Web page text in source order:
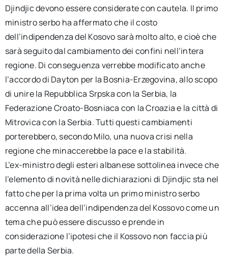
Djindjic devono essere considerate con cautela. Il primo
ministro serbo ha affermato che il costo
dell’indipendenza del Kosovo sarà molto alto, e cioè che
sarà seguito dal cambiamento dei confini nell’intera
regione. Di conseguenza verrebbe modificato anche
l’accordo di Dayton per la Bosnia-Erzegovina, allo scopo
di unire la Repubblica Srpska con la Serbia, la
Federazione Croato-Bosniaca con la Croazia e la città di
Mitrovica con la Serbia. Tutti questi cambiamenti
porterebbero, secondo Milo, una nuova crisi nella
regione che minaccerebbe la pace e la stabilità.
L’ex-ministro degli esteri albanese sottolinea invece che
l’elemento di novità nelle dichiarazioni di Djindjic sta nel
fatto che per la prima volta un primo ministro serbo
accenna all’idea dell’indipendenza del Kossovo come un
tema che può essere discusso e prende in
considerazione l’ipotesi che il Kossovo non faccia più
parte della Serbia.